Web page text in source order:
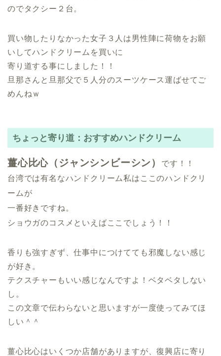
のでタクシー２台。
買い物したりなかった女子３人は男性陣に荷物をお願
いしてハンドクリームを買いに
寄り道する事にしました！！
旦那さんと旦那父で５人分のスーツケース運ばせてご
めんねｗ
ちょっと寄り道：おすすめハンドクリーム
薑心比心（ジャンシンビーシン）
です！！
台湾では有名なハンドクリーム私はここのハンドクリ
ームが
一番好きですね。
ショウガのコスメといえばここでしょう！！
香りも強すぎず、仕事中につけてても邪魔しない感じ
が好き。
テクスチャーもいい感じなんですよ！ベタベタしない
し。
この文章で伝わらないと思いますが一度使ってみてほ
しい＾＾
薑心比心はいくつか店舗がありますが、復興店に寄り